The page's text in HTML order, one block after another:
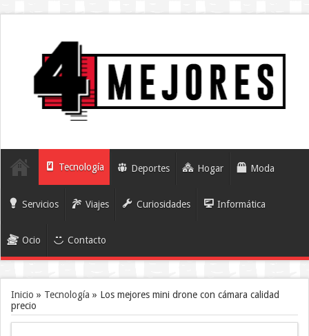
Tecnología Deportes Hogar Moda
Servicios Viajes Curiosidades Informática
Ocio Contacto
Inicio » Tecnología » Los mejores mini drone con cámara calidad
precio